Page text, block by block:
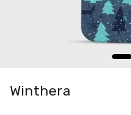
Winthera